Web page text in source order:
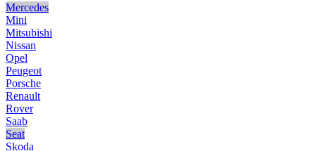
Mercedes
Mini
Mitsubishi
Nissan
Opel
Peugeot
Porsche
Renault
Rover
Saab
Seat
Skoda